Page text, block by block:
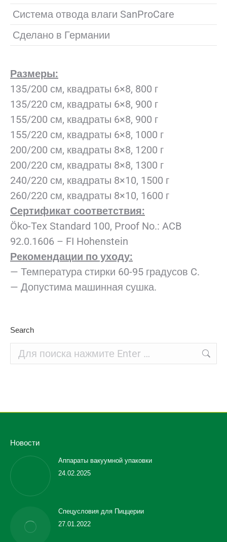
Система отвода влаги SanProCare
Сделано в Германии
Размеры:
135/200 см, квадраты 6×8, 800 г
135/220 см, квадраты 6×8, 900 г
155/200 см, квадраты 6×8, 900 г
155/220 см, квадраты 6×8, 1000 г
200/200 см, квадраты 8×8, 1200 г
200/220 см, квадраты 8×8, 1300 г
240/220 см, квадраты 8×10, 1500 г
260/220 см, квадраты 8×10, 1600 г
Сертификат соответствия:
Öko-Tex Standard 100, Proof No.: ACB
92.0.1606 – FI Hohenstein
Рекомендации по уходу:
— Температура стирки 60-95 градусов C.
— Допустима машинная сушка.
Search
Новости
Аппараты вакуумной упаковки
24.02.2025
Спецусловия для Пиццерии
27.01.2022